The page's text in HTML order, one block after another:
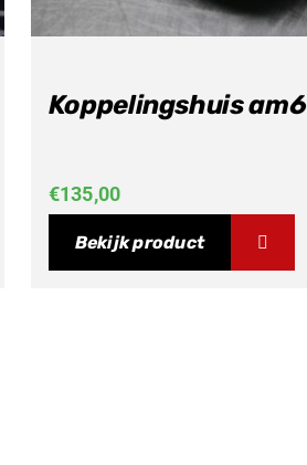
Koppelingshuis am6
€135,00
Bekijk product